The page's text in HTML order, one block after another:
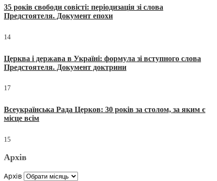
35 років свободи совісті: періодизація зі слова
Предстоятеля. Документ епохи
14
Церква і держава в Україні: формула зі вступного слова
Предстоятеля. Документ доктрини
17
Всеукраїнська Рада Церков: 30 років за столом, за яким є
місце всім
15
Архів
Архів